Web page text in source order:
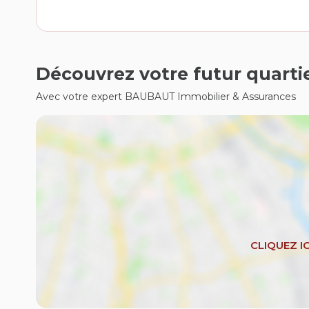
Découvrez votre futur
Avec votre expert BAUBAUT Immobilier & Assurances